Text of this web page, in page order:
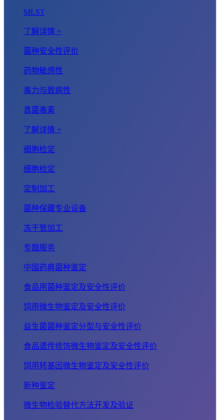
MLST
了解详情 +
菌种安全性评价
药物敏感性
毒力与致病性
真菌毒素
了解详情 +
细胞检定
细胞检定
定制加工
菌种保藏专业设备
冻干管加工
专题服务
中国药典菌种鉴定
食品用菌种鉴定及安全性评价
饲用微生物鉴定及安全性评价
益生菌菌种鉴定分型与安全性评价
食品遗传修饰微生物鉴定及安全性评价
饲用转基因微生物鉴定及安全性评价
新种鉴定
微生物检验替代方法开发及验证